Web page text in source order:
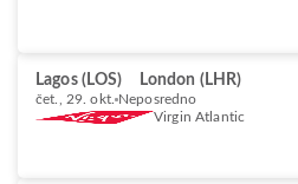
Lagos (LOS) London (LHR)
čet., 29. okt. Neposredno
Virgin Atlantic